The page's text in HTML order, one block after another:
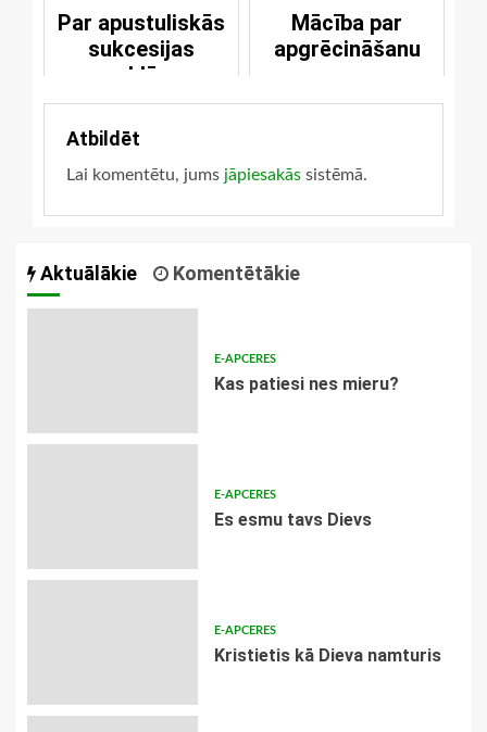
Par apustuliskās
sukcesijas
problēmu
Mācība par
apgrēcināšanu
Atbildēt
Lai komentētu, jums jāpiesakās sistēmā.
Aktuālākie Komentētākie
E-APCERES
​Kas patiesi nes mieru?
E-APCERES
Es esmu tavs Dievs
E-APCERES
Kristietis kā Dieva namturis